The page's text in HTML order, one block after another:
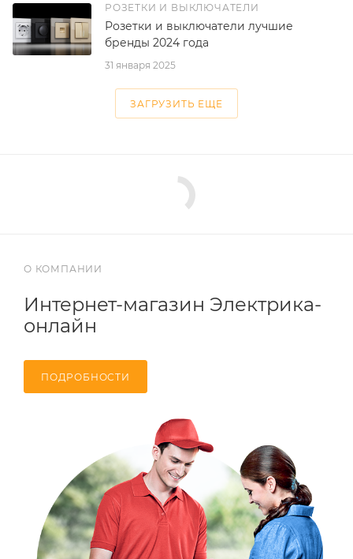
РОЗЕТКИ И ВЫКЛЮЧАТЕЛИ
31 января 2025
Розетки и выключатели лучшие
бренды 2024 года
ЗАГРУЗИТЬ ЕЩЕ
О КОМПАНИИ
Интернет-магазин Электрика-
онлайн
ПОДРОБНОСТИ